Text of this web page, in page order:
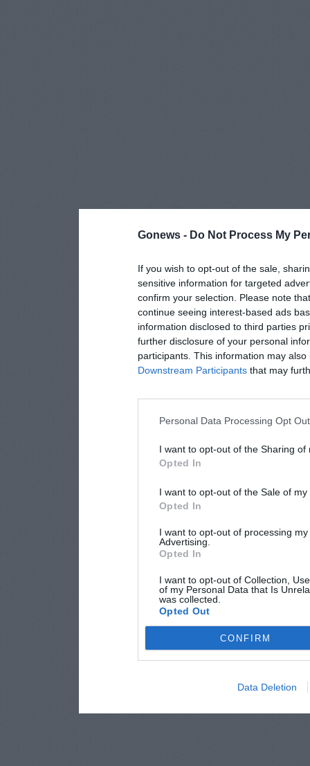
Gonews - Do Not Process My
If you wish to opt-out of the sale,
sensitive information for targeted
confirm your selection. Please note
continue seeing interest-based ads
information disclosed to third parties
further disclosure of your personal
participants. This information may
Downstream Participants that may
Personal Data Processing Opt
I want to opt-out of the Sharing of
Opted In
I want to opt-out of the Sale of
Opted In
I want to opt-out of processing
Advertising.
Opted In
I want to opt-out of Collection,
of my Personal Data that Is
was collected.
Opted Out
CONFIRM
Data Deletion